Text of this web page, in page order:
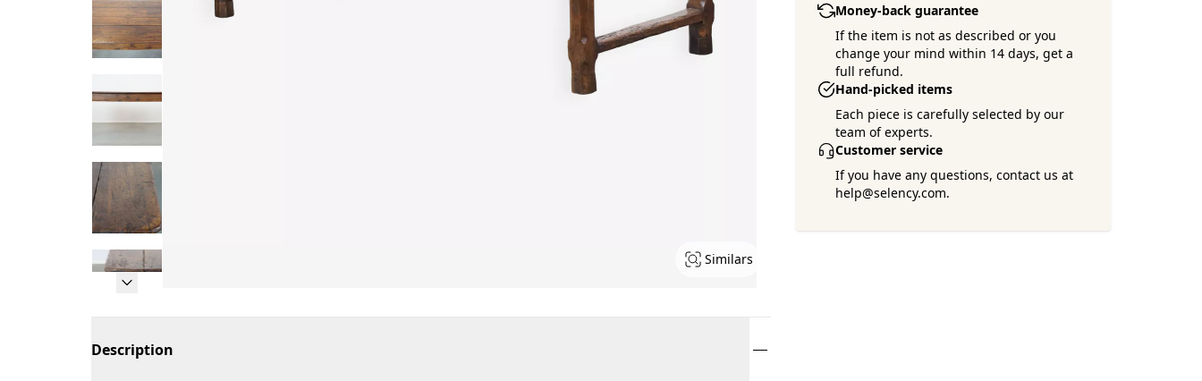
Similars
Money-back guarantee
If the item is not as described or you
change your mind within 14 days, get a
full refund.
Hand-picked items
Each piece is carefully selected by our
team of experts.
Customer service
If you have any questions, contact us at
help@selency.com.
Description